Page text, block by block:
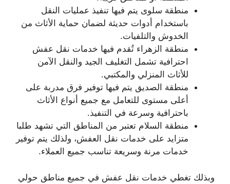
منطقة سلوى يتم فيها تنفيذ عمليات النقل
باستخدام أدوات حديثة لضمان حماية الأثاث من
الخدوش والتلفيات.
منطقة الزهراء تُقدم فيها خدمات نقل عفش
احترافية تشمل التغليف الجيد والنقل الآمن
للأثاث المنزلي والمكتبي.
منطقة الصديق يتم فيها توفير فرق مدربة على
أعلى مستوى للتعامل مع جميع أنواع الأثاث
باحترافية وسرعة في التنفيذ.
منطقة السلام تعتبر من المناطق التي تشهد طلبا
متزايد على خدمات نقل العفش، ولذلك يتم توفير
خدمات مرنة وسريعة تناسب جميع العملاء.
وبذلك تغطي خدمات نقل عفش في جميع مناطق حولي